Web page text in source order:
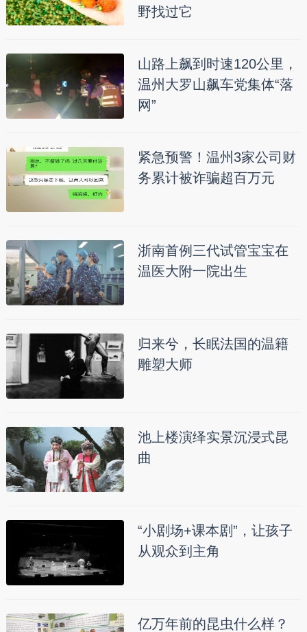
野找过它
山路上飙到时速120公里，
温州大罗山飙车党集体“落
网”
紧急预警！温州3家公司财
务累计被诈骗超百万元
浙南首例三代试管宝宝在
温医大附一院出生
归来兮，长眠法国的温籍
雕塑大师
池上楼演绎实景沉浸式昆
曲
“小剧场+课本剧”，让孩子
从观众到主角
亿万年前的昆虫什么样？